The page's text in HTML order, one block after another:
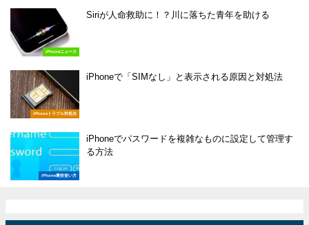
iPhoneニュース
Siriが人命救助に！？川に落ちた青年を助ける
iPhoneトラブル対処法
iPhoneで「SIMなし」と表示される原因と対処法
iPhone裏技使い方
iPhoneでパスワードを複雑なものに設定して管理す
る方法